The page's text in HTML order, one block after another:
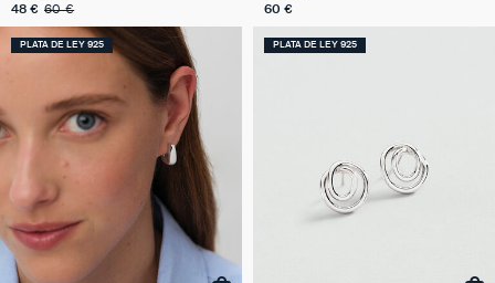
48 € 60 € 60 €
PLATA DE LEY 925 PLATA DE LEY 925